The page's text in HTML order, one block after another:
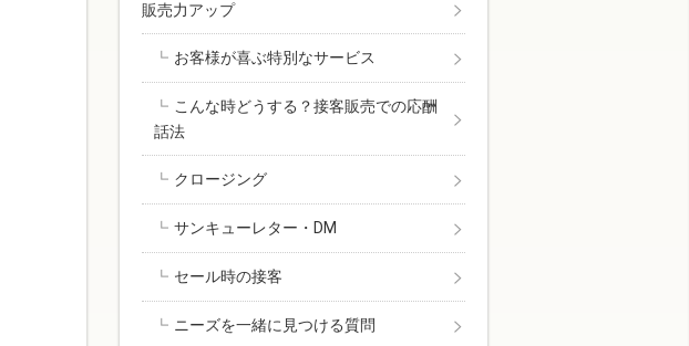
販売力アップ
お客様が喜ぶ特別なサービス
こんな時どうする？接客販売での応酬
話法
クロージング
サンキューレター・DM
セール時の接客
ニーズを一緒に見つける質問